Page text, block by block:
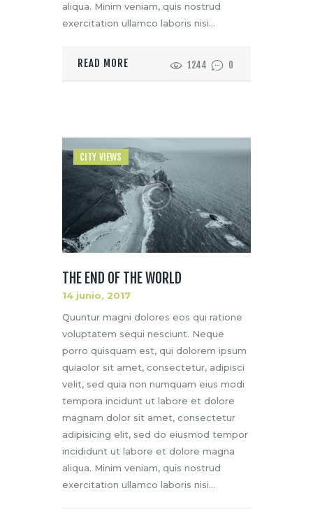
aliqua. Minim veniam, quis nostrud
exercitation ullamco laboris nisi…
READ MORE 1244 0
CITY VIEWS
THE END OF THE WORLD
14 junio, 2017
Quuntur magni dolores eos qui ratione
voluptatem sequi nesciunt. Neque
porro quisquam est, qui dolorem ipsum
quiaolor sit amet, consectetur, adipisci
velit, sed quia non numquam eius modi
tempora incidunt ut labore et dolore
magnam dolor sit amet, consectetur
adipisicing elit, sed do eiusmod tempor
incididunt ut labore et dolore magna
aliqua. Minim veniam, quis nostrud
exercitation ullamco laboris nisi…